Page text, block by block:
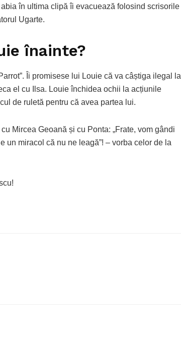
în ultima clipă îi evacuează folosind scrisorile
Ugarte.
înainte?
Îi promisese lui Louie că va câștiga ilegal la
el cu Ilsa. Louie închidea ochii la acțiunile
de ruletă pentru că avea partea lui.
Mircea Geoană și cu Ponta: „Frate, vom gândi
un miracol că nu ne leagă”! – vorba celor de la